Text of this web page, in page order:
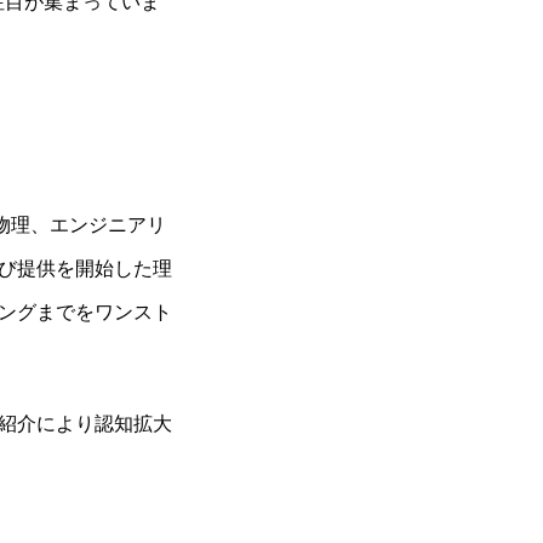
、エンジニアリ
提供を開始した理
グまでをワンスト
介により認知拡大